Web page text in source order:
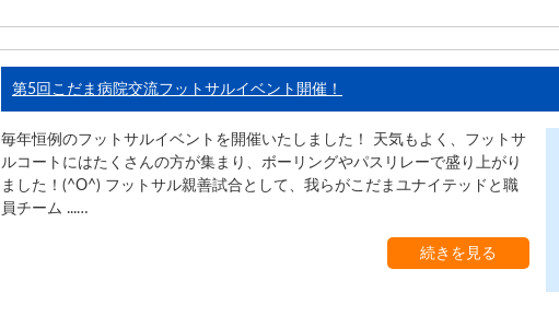
第5回こだま病院交流フットサルイベント開催！
毎年恒例のフットサルイベントを開催いたしました！ 天気もよく、フットサ
ルコートにはたくさんの方が集まり、ボーリングやパスリレーで盛り上がり
ました！(^O^) フットサル親善試合として、我らがこだまユナイテッドと職
員チーム ...…
続きを見る